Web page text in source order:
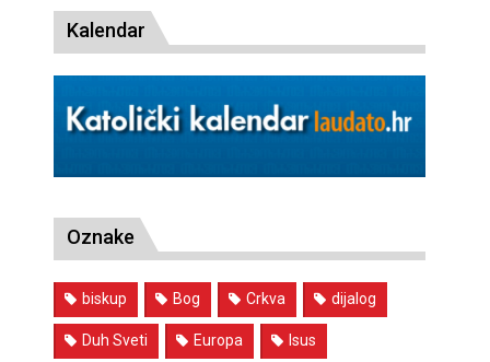
Kalendar
Oznake
biskup Bog Crkva dijalog
Duh Sveti Europa Isus